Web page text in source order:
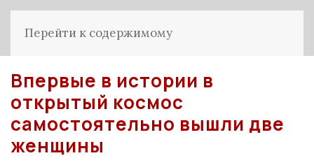
Перейти к содержимому
Впервые в истории в
открытый космос
самостоятельно вышли две
женщины